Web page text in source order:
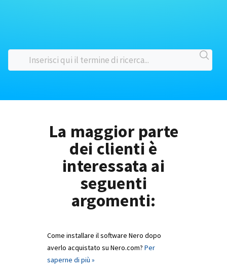
La maggior parte
dei clienti è
interessata ai
seguenti
argomenti:
Come installare il software Nero dopo
averlo acquistato su Nero.com? Per
saperne di più »